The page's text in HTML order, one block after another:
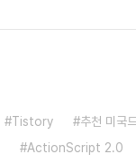
Tistory 추천 미국
ActionScript 2.0